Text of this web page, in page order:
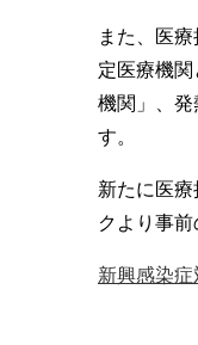
また、医
定医療機
機関」、発
す。
新たに医
クより事
新興感染